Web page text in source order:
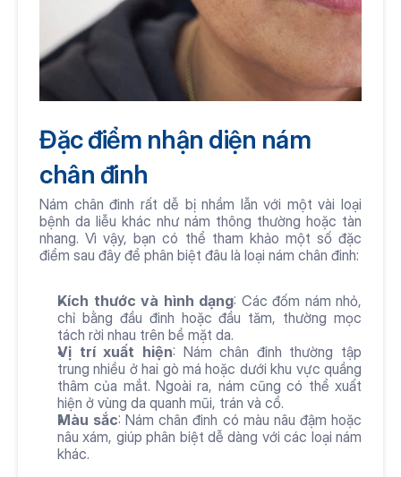
Đặc điểm nhận diện nám
chân đinh
Nám chân đinh rất dễ bị nhầm lẫn với một vài loại
bệnh da liễu khác như nám thông thường hoặc tàn
nhang. Vì vậy, bạn có thể tham khảo một số đặc
điểm sau đây để phân biệt đâu là loại nám chân đinh:
Kích thước và hình dạng: Các đốm nám nhỏ,
chỉ bằng đầu đinh hoặc đầu tăm, thường mọc
tách rời nhau trên bề mặt da.
Vị trí xuất hiện: Nám chân đinh thường tập
trung nhiều ở hai gò má hoặc dưới khu vực quầng
thâm của mắt. Ngoài ra, nám cũng có thể xuất
hiện ở vùng da quanh mũi, trán và cổ.
Màu sắc: Nám chân đinh có màu nâu đậm hoặc
nâu xám, giúp phân biệt dễ dàng với các loại nám
khác.